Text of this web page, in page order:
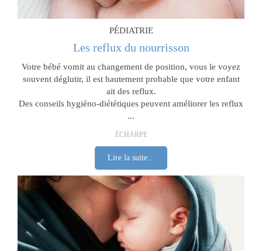
PÉDIATRIE
Les reflux du nourrisson
Votre bébé vomit au changement de position, vous le voyez
souvent déglutir, il est hautement probable que votre enfant
ait des reflux.
Des conseils hygiéno-diététiques peuvent améliorer les reflux
...
ÉCHARPE
Lire la suite...